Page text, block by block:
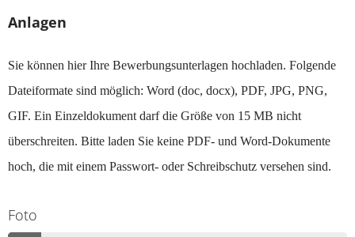
Anlagen
Sie können hier Ihre Bewerbungsunterlagen hochladen. Folgende
Dateiformate sind möglich: Word (doc, docx), PDF, JPG, PNG,
GIF. Ein Einzeldokument darf die Größe von 15 MB nicht
überschreiten. Bitte laden Sie keine PDF- und Word-Dokumente
hoch, die mit einem Passwort- oder Schreibschutz versehen sind.
Foto